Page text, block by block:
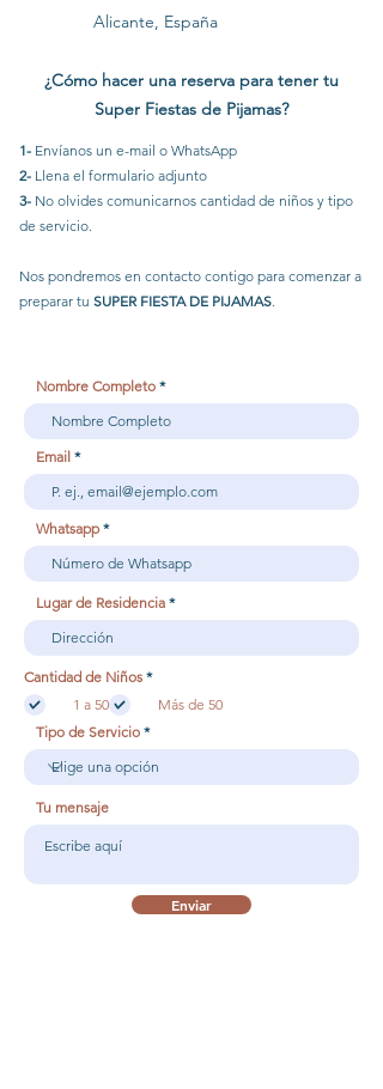
Alicante, España
¿Cómo hacer una reserva para tener tu
Super Fiestas de Pijamas?
1- Envíanos un e-mail o WhatsApp
2- Llena el formulario adjunto
3- No olvides comunicarnos cantidad de niños y tipo
de servicio.
Nos pondremos en contacto contigo para comenzar a
preparar tu SUPER FIESTA DE PIJAMAS.
Nombre Completo
Email
Whatsapp
Lugar de Residencia
Cantidad de Niños *O
a
t
o
r
1 a 50
Más de 50
Tipo de Servicio
Tu mensaje
Enviar